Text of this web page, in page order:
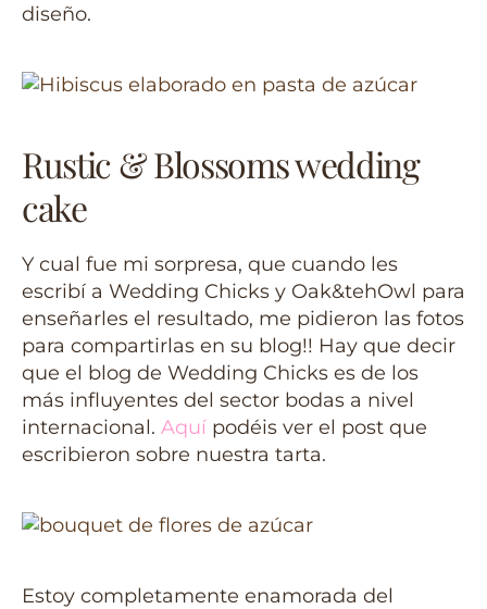
diseño.
Rustic & Blossoms wedding
cake
Y cual fue mi sorpresa, que cuando les
escribí a Wedding Chicks y Oak&tehOwl para
enseñarles el resultado, me pidieron las fotos
para compartirlas en su blog!! Hay que decir
que el blog de Wedding Chicks es de los
más influyentes del sector bodas a nivel
internacional. Aquí podéis ver el post que
escribieron sobre nuestra tarta.
Estoy completamente enamorada del